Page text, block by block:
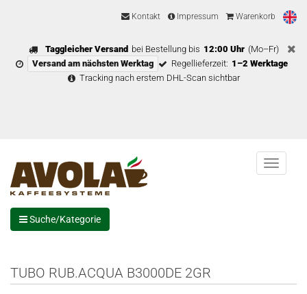
Kontakt Impressum Warenkorb
Taggleicher Versand bei Bestellung bis 12:00 Uhr (Mo–Fr)
Versand am nächsten Werktag
Regellieferzeit: 1–2 Werktage
Tracking nach erstem DHL-Scan sichtbar
Menu
Suche/Kategorie
TUBO RUB.ACQUA B3000DE 2GR